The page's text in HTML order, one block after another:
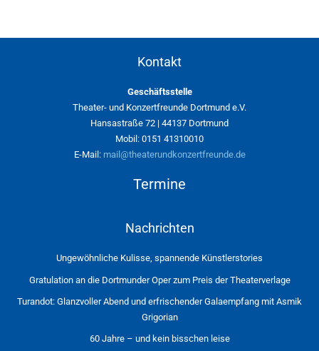
Kontakt
Geschäftsstelle
Theater- und Konzertfreunde Dortmund e.V.
Hansastraße 72 | 44137 Dortmund
Mobil: 0151 41310010
E-Mail: mail@theaterundkonzertfreunde.de
Termine
Nachrichten
Ungewöhnliche Kulisse, spannende Künstlerstories
Gratulation an die Dortmunder Oper zum Preis der Theaterverlage
Turandot: Glanzvoller Abend und erfrischender Galaempfang mit Asmik
Grigorian
60 Jahre – und kein bisschen leise